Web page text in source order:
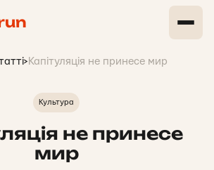
> Капітуляція не принесе мир
Культура
не принесе
мир